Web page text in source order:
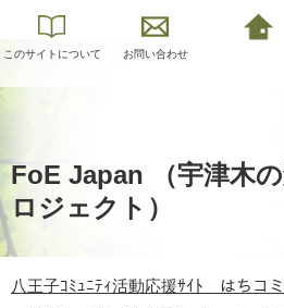
このサイトについて お問い合わせ
FoE Japan （宇津木
ロジェクト）
八王子ｺﾐｭﾆﾃｨ活動応援ｻｲﾄ はちコ